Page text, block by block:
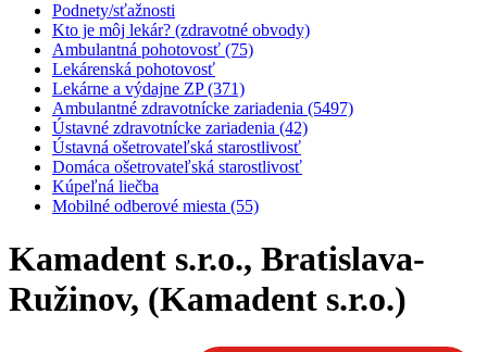
Podnety/sťažnosti
Kto je môj lekár? (zdravotné obvody)
Ambulantná pohotovosť (75)
Lekárenská pohotovosť
Lekárne a výdajne ZP (371)
Ambulantné zdravotnícke zariadenia (5497)
Ústavné zdravotnícke zariadenia (42)
Ústavná ošetrovateľská starostlivosť
Domáca ošetrovateľská starostlivosť
Kúpeľná liečba
Mobilné odberové miesta (55)
Kamadent s.r.o., Bratislava-
Ružinov, (Kamadent s.r.o.)